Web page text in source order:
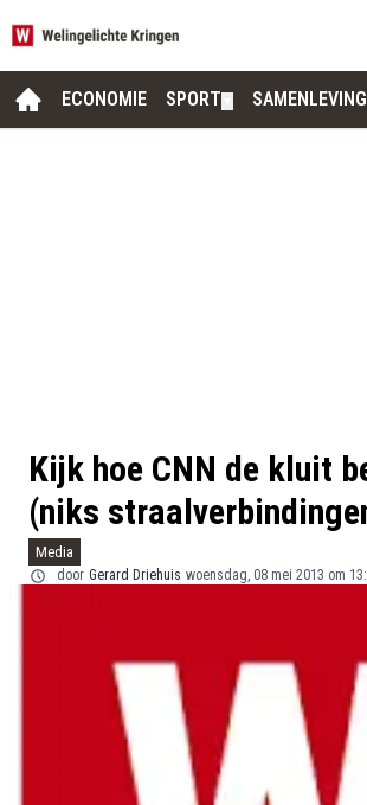
ECONOMIE SPORT SAMENLEVING
Kijk hoe CNN de kluit
(niks
Media
door Gerard Driehuis woensdag, 08 mei 2013 om